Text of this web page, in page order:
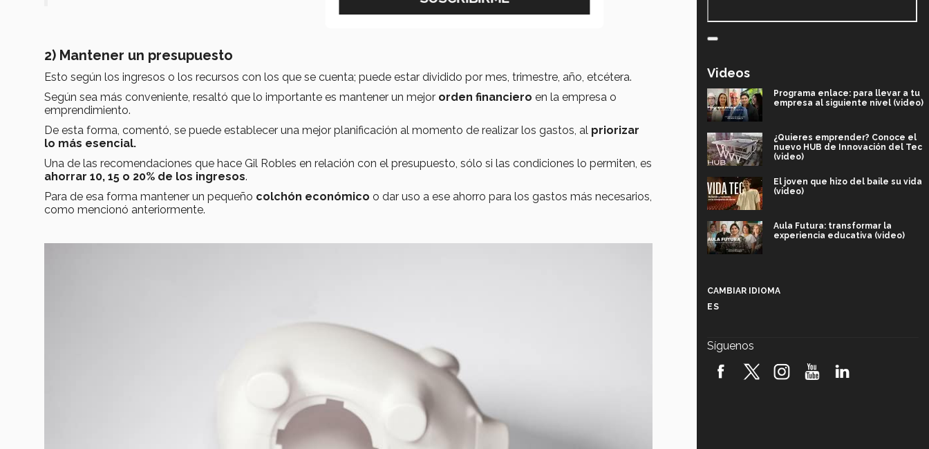
2) Mantener un presupuesto
Esto según los ingresos o los recursos con los que se cuenta; puede estar dividido por mes, trimestre, año, etcétera.
Según sea más conveniente, resaltó que lo importante es mantener un mejor orden financiero en la empresa o
emprendimiento.
De esta forma, comentó, se puede establecer una mejor planificación al momento de realizar los gastos, al priorizar
lo más esencial.
Una de las recomendaciones que hace Gil Robles en relación con el presupuesto, sólo si las condiciones lo permiten, es
ahorrar 10, 15 o 20% de los ingresos.
Para de esa forma mantener un pequeño colchón económico o dar uso a ese ahorro para los gastos más necesarios,
como mencionó anteriormente.
Videos
Programa enlace: para llevar a tu
empresa al siguiente nivel (video)
¿Quieres emprender? Conoce el
nuevo HUB de Innovación del Tec
(video)
El joven que hizo del baile su vida
(video)
Aula Futura: transformar la
experiencia educativa (video)
robótica FIRST 2026! (video)
CAMBIAR IDIOMA
ES
Síguenos